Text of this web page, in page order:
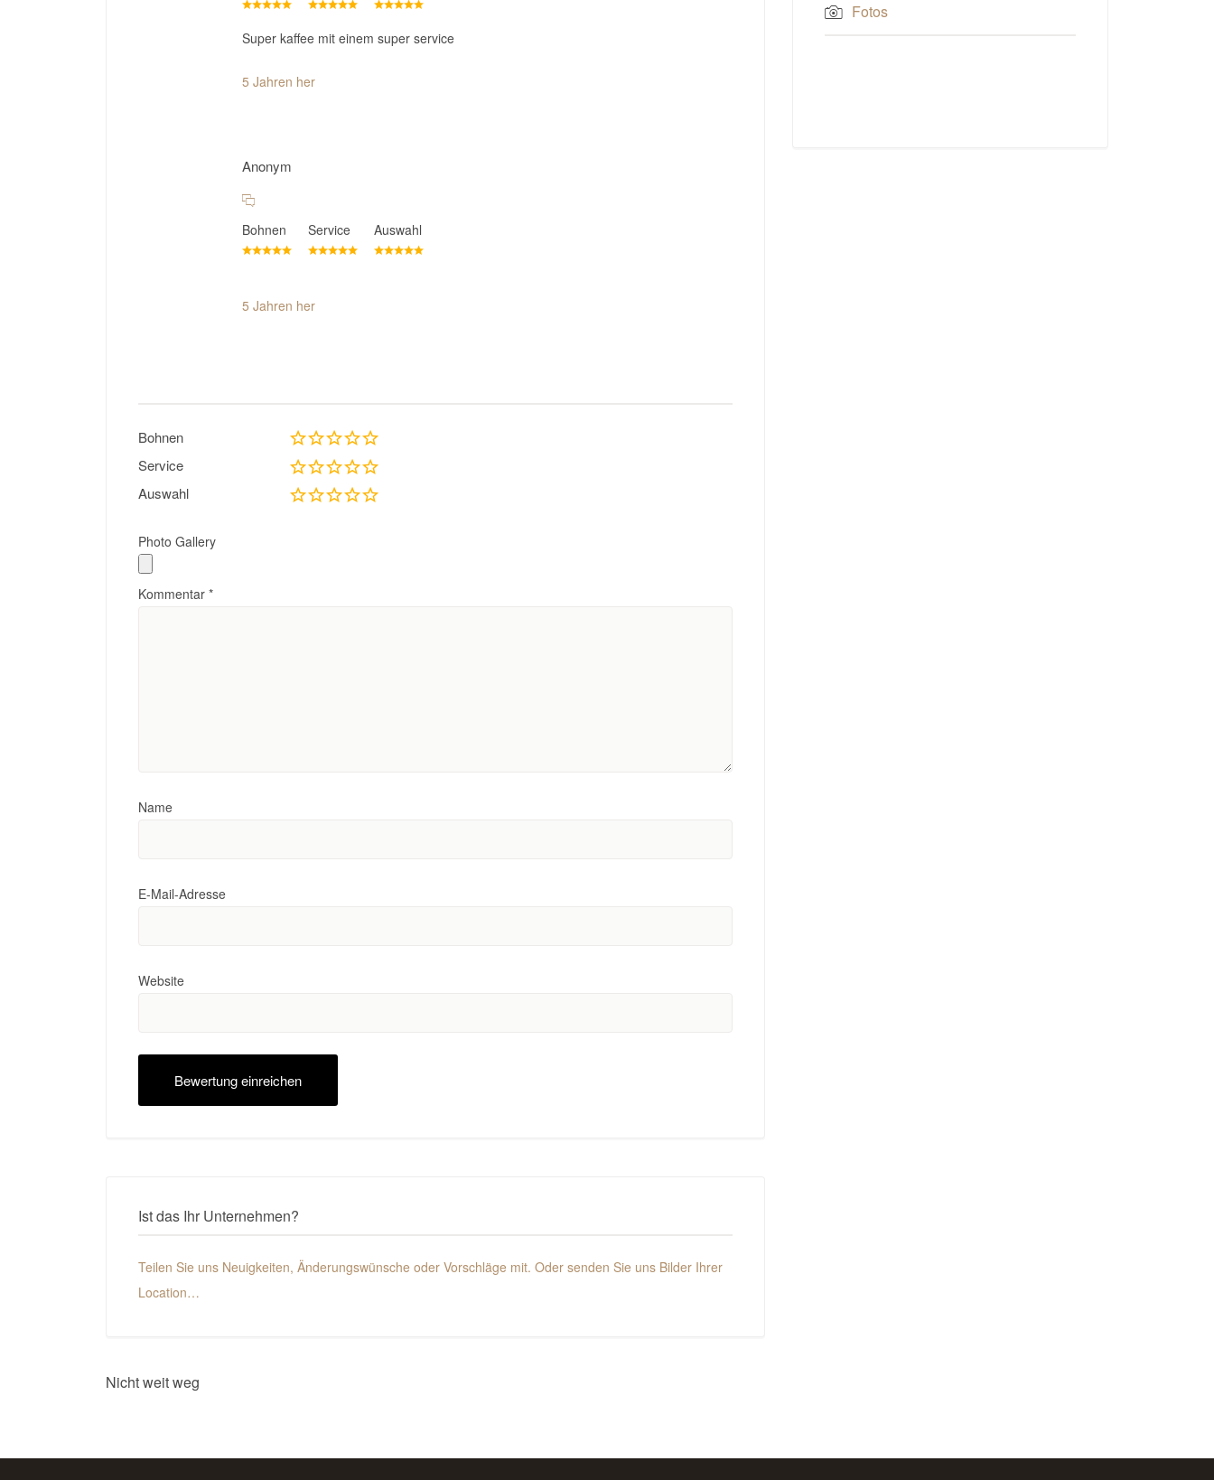
Super kaffee mit einem super service
5 Jahren her
Anonym
Bohnen Service Auswahl
5 Jahren her
Bohnen
Service
Auswahl
Photo Gallery
Kommentar *
Name
E-Mail-Adresse
Website
Ist das Ihr Unternehmen?
Teilen Sie uns Neuigkeiten, Änderungswünsche oder Vorschläge mit. Oder senden Sie uns Bilder Ihrer
Location…
Nicht weit weg
Fotos